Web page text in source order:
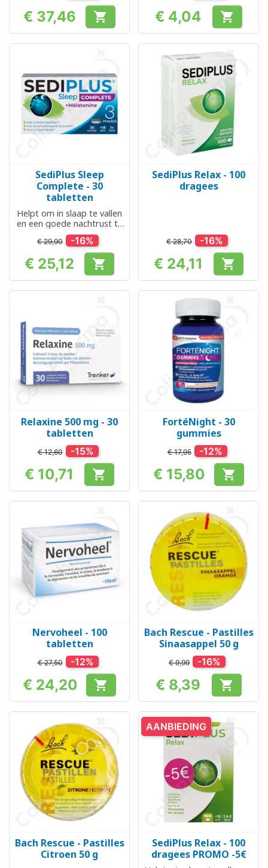
Prijs
€ 37,46  Prijs
€ 4,04 
SediPlus Sleep
Complete - 30
tabletten
Helpt om in slaap te vallen
en een goede nachtrust te
krijgen
€ 29,90 -16%
Prijs
€ 25,12 
SediPlus Relax - 100
dragees
€ 28,70 -16%
Prijs
€ 24,11 
Relaxine 500 mg - 30
tabletten
€ 12,60 -15%
Prijs
€ 10,71 
FortéNight - 30
gummies
€ 17,95 -12%
Prijs
€ 15,80 
Nervoheel - 100
tabletten
€ 27,50 -12%
Prijs
€ 24,20 
Bach Rescue - Pastilles
Sinaasappel 50 g
€ 9,99 -16%
Prijs
€ 8,39 
Bach Rescue - Pastilles
Citroen 50 g
SediPlus Relax - 100
dragees PROMO -5€
AANBIEDING